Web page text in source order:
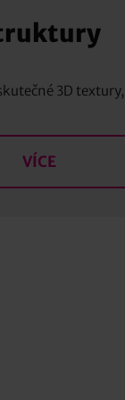
3D
VÍCE